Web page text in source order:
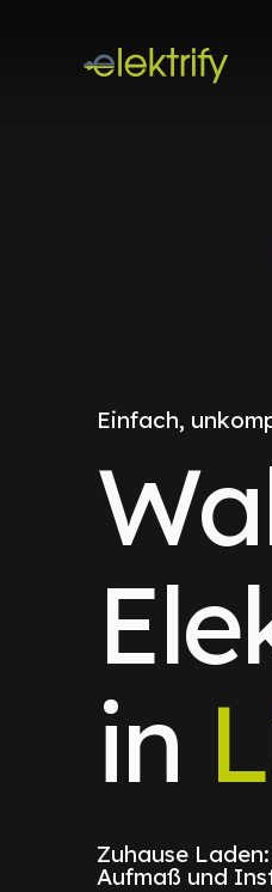
Einfach,
in
Zuhause
Aufmaß und